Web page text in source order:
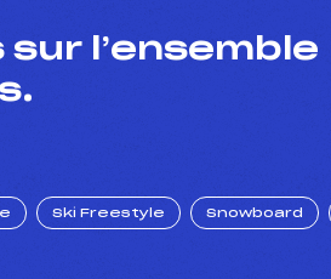
l’ensemble
Ski Freestyle Snowboard